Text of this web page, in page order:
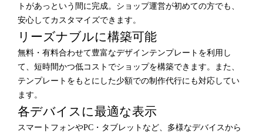
トがあっという間に完成。ショップ運営が初めての方でも、
安心してカスタマイズできます。
リーズナブルに構築可能
無料・有料合わせて豊富なデザインテンプレートを利用し
て、短時間かつ低コストでショップを構築できます。また、
テンプレートをもとにした少額での制作代行にも対応してい
ます。
各デバイスに最適な表示
スマートフォンやPC・タブレットなど、多様なデバイスから